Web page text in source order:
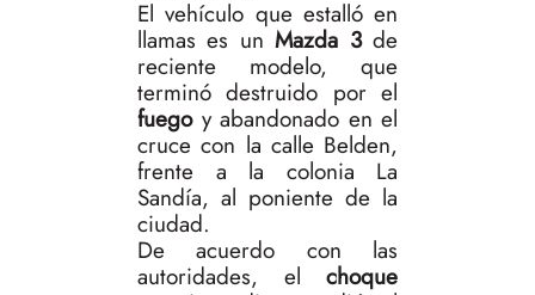
El vehículo que estalló en
llamas es unMazda 3de
reciente modelo, que
terminó destruido por el
fuegoy abandonado en el
cruce con la calle Belden,
frente a la colonia La
Sandía, al poniente de la
ciudad.
De acuerdo con las
autoridades, el choque